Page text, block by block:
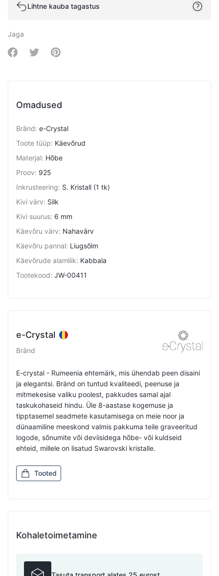
Lihtne kauba tagastus
Jaga
Share on Facebook
Share on Twitter
Share on Pinterest
Omadused
Bränd: e-Crystal
Toote tüüp: Käevõrud
Materjal: Hõbe
Proov: 925
Inkrusteering: S. Kristall (1 tk)
Kivi värv: Silk
Kivi suurus: 6 mm
Käevõru värv: Nahavärv
Käevõru pannal: Liugsõlm
Käevõrude alamliik: Kabbala
Tootekood: JW-00411
e-Crystal
Bränd
E-crystal - Rumeenia ehtemärk, mis ühendab peen disaini
ja elegantsi. Bränd on tuntud kvaliteedi, peenuse ja
mitmekesise valiku poolest, pakkudes samal ajal
taskukohaseid hindu. Üle 8-aastase kogemuse ja
tipptasemel seadmete kasutamisega on meie noor ja
dünaamiline meeskond valmis pakkuma teile graveeritud
logode, sõnumite või deviisidega hõbe- või kuldseid
ehteid, millele on lisatud Swarovski kristalle.
Tooted
Kohaletoimetamine